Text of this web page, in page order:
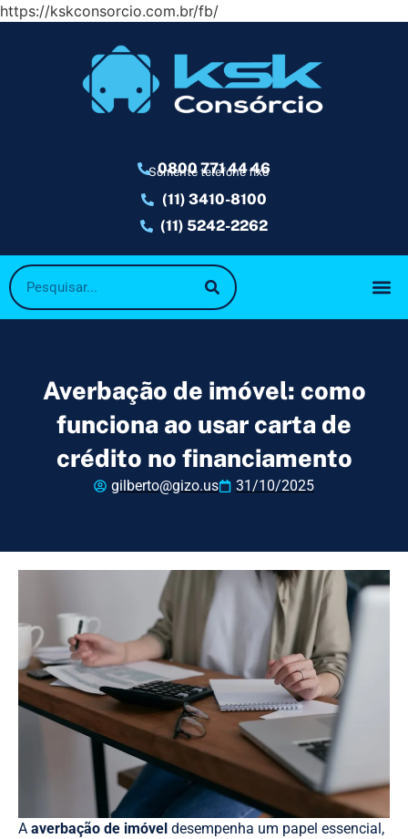
https://kskconsorcio.com.br/fb/
0800 771 44 46
Somente telefone fixo
(11) 3410-8100
(11) 5242-2262
Averbação de imóvel: como
funciona ao usar carta de
crédito no financiamento
gilberto@gizo.us 31/10/2025
A averbação de imóvel desempenha um papel essencial,